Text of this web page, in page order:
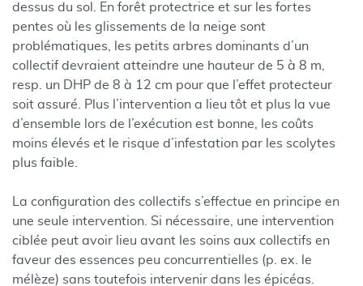
dessus du sol. En forêt protectrice et sur les fortes
pentes où les glissements de la neige sont
problématiques, les petits arbres dominants d’un
collectif devraient atteindre une hauteur de 5 à 8 m,
resp. un DHP de 8 à 12 cm pour que l’effet protecteur
soit assuré. Plus l’intervention a lieu tôt et plus la vue
d’ensemble lors de l’exécution est bonne, les coûts
moins élevés et le risque d’infestation par les scolytes
plus faible.
La configuration des collectifs s’effectue en principe en
une seule intervention. Si nécessaire, une intervention
ciblée peut avoir lieu avant les soins aux collectifs en
faveur des essences peu concurrentielles (p. ex. le
mélèze) sans toutefois intervenir dans les épicéas.